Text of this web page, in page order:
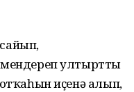
ултыртты
иҫенә алып,